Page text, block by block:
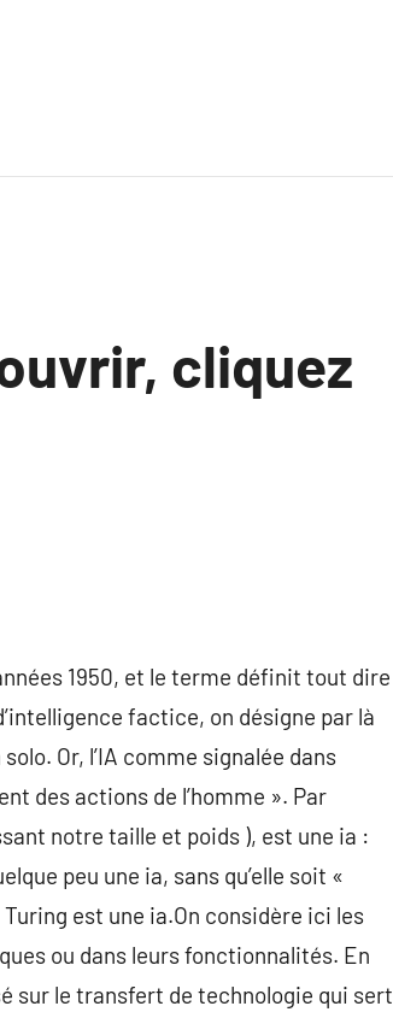
cliquez
1950, et le terme définit tout dire
factice, on désigne par là
Or, l’IA comme signalée dans
des actions de l’homme ». Par
notre taille et poids ), est une ia :
peu une ia, sans qu’elle soit «
est une ia.On considère ici les
ou dans leurs fonctionnalités. En
sur le transfert de technologie qui sert